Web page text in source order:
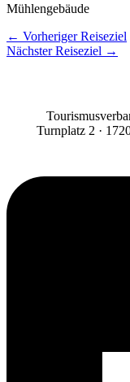
Mühlengebäude
← Vorheriger Reiseziel
Nächster Reiseziel →
Turnplatz 2 ·